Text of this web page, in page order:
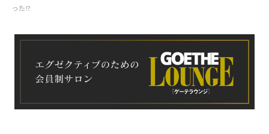
った!?